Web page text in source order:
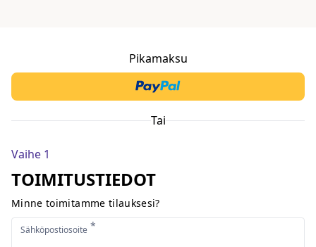
Pikamaksu
Tai
Vaihe 1
TOIMITUSTIEDOT
Minne toimitamme tilauksesi?
Sähköpostiosoite *